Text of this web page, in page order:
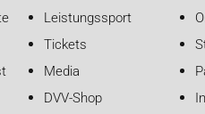
Leistungssport
Tickets
Media
DVV-Shop